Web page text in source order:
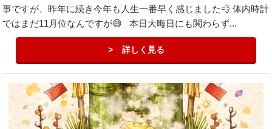
事ですが、昨年に続き今年も人生一番早く感じました💨 体内時計
ではまだ11月位なんですが😅 本日大晦日にも関わらず...
詳しく見る